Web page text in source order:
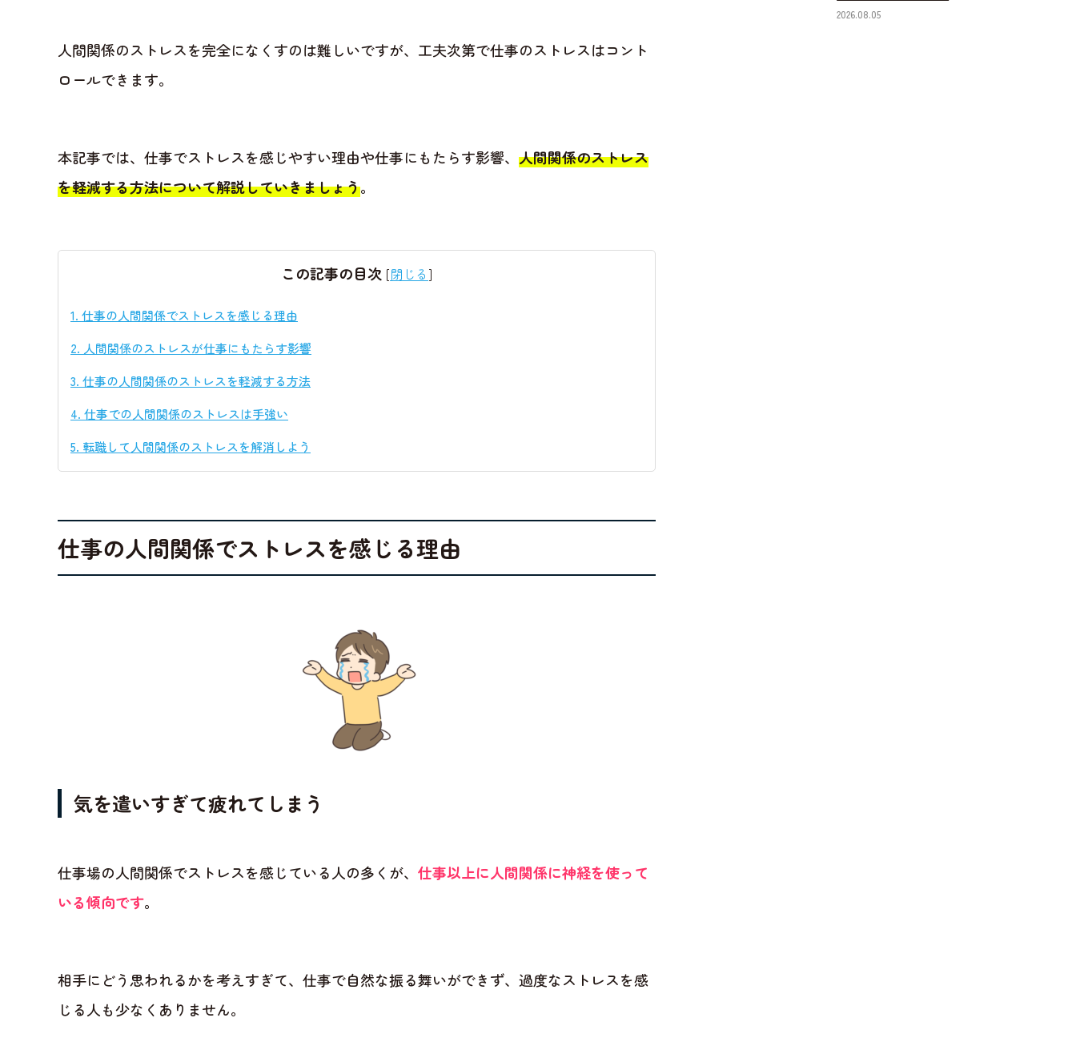
人間関係のストレスを完全になくすのは難しいですが、工夫次第で仕事のストレスはコント
ロールできます。
本記事では、仕事でストレスを感じやすい理由や仕事にもたらす影響、 人間関係のストレス
を軽減する方法について解説していきましょう。
この記事の目次 [閉じる ]
1. 仕事の人間関係でストレスを感じる理由
2. 人間関係のストレスが仕事にもたらす影響
3. 仕事の人間関係のストレスを軽減する方法
4. 仕事での人間関係のストレスは手強い
5. 転職して人間関係のストレスを解消しよう
仕事の人間関係でストレスを感じる理由
気を遣いすぎて疲れてしまう
仕事場の人間関係でストレスを感じている人の多くが、 仕事以上に人間関係に神経を使って
いる傾向です。
相手にどう思われるかを考えすぎて、仕事で自然な振る舞いができず、過度なストレスを感
じる人も少なくありません。
2026.08.05